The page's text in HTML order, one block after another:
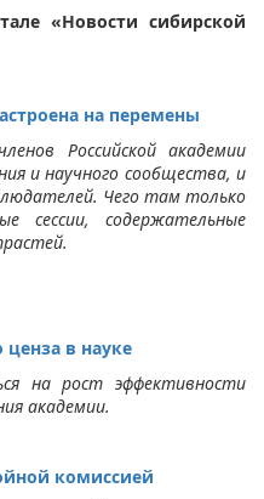
«Новости сибирской
на перемены
Российской академии
и научного сообщества, и
Чего там только
сессии, содержательные
в науке
на рост эффективности
академии.
комиссией